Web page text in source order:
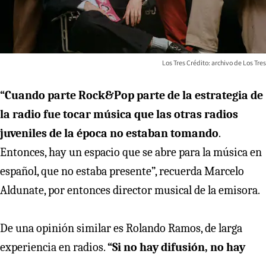
Los Tres Crédito: archivo de Los Tres
“Cuando parte Rock&Pop parte de la estrategia de
la radio fue tocar música que las otras radios
juveniles de la época no estaban tomando.
Entonces, hay un espacio que se abre para la música en
español, que no estaba presente”, recuerda Marcelo
Aldunate, por entonces director musical de la emisora.
De una opinión similar es Rolando Ramos, de larga
experiencia en radios.“Si no hay difusión, no hay